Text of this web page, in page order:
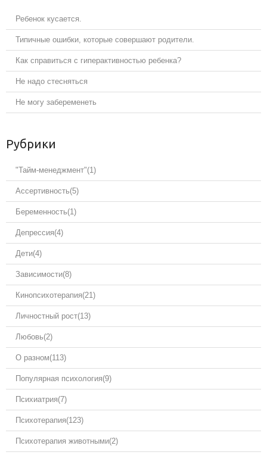
Ребенок кусается.
Типичные ошибки, которые совершают родители.
Как справиться с гиперактивностью ребенка?
Не надо стесняться
Не могу забеременеть
Рубрики
"Тайм-менеджмент"(1)
Ассертивность(5)
Беременность(1)
Депрессия(4)
Дети(4)
Зависимости(8)
Кинопсихотерапия(21)
Личностный рост(13)
Любовь(2)
О разном(113)
Популярная психология(9)
Психиатрия(7)
Психотерапия(123)
Психотерапия животными(2)